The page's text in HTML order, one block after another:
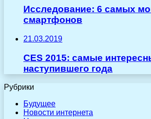
Исследование: 6 самых
смартфонов
21.03.2019
CES 2015: самые
наступившего года
Рубрики
Будущее
Новости интернета